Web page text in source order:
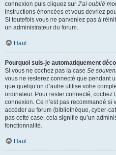
connexion puis cliquez sur J’ai oublié
instructions énoncées et vous devriez
Si toutefois vous ne parveniez pas à
un administrateur du forum.
Haut
Pourquoi suis-je automatiquement
Si vous ne cochez pas la case Se
vous ne resterez connecté que pendant
que quelqu’un d’autre utilise votre
ordinateur. Pour rester connecté, cochez
connexion. Ce n’est pas recommandé
accéder au forum (bibliothèque, cyber-
pas cette case, cela signifie qu’un
fonctionnalité.
Haut